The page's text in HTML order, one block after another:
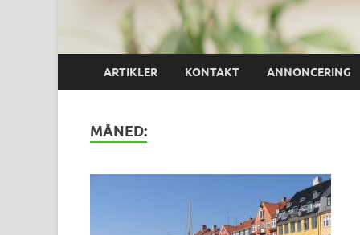
ARTIKLER KONTAKT ANNONCERING
MÅNED: